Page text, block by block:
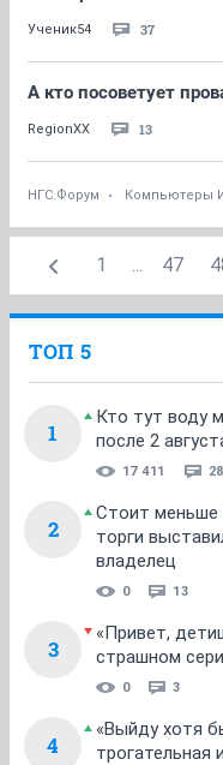
Ученик54 37
А кто посоветует
RegionXX 13
НГС.Форум Компьютеры
1 ... 47
ТОП 5
1
Кто тут воду
после 2
17 411 28
2
Стоит меньше
торги
владелец
0 13
3
«Привет,
страшном
0 3
4
«Выйду хотя
трогательная